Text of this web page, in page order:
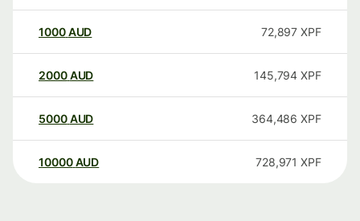
1000AUD 72,897 XPF
2000AUD 145,794 XPF
5000AUD 364,486 XPF
10000 AUD 728,971 XPF